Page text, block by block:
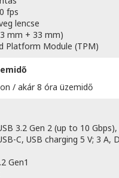
fps
lencse
mm + 33 mm)
Platform Module (TPM)
/ akár 8 óra üzemidő
3.2 Gen 2 (up to 10 Gbps),
C, USB charging 5 V; 3 A,
Gen1